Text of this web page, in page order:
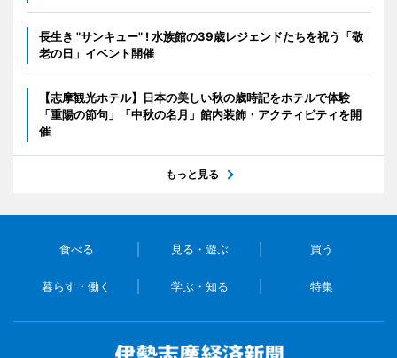
長生き "サンキュー" ! 水族館の39歳レジェンドたちを祝う「敬
老の日」イベント開催
【志摩観光ホテル】日本の美しい秋の歳時記をホテルで体験
「重陽の節句」「中秋の名月」館内装飾・アクティビティを開
催
もっと見る
食べる 見る・遊ぶ 買う
暮らす・働く 学ぶ・知る 特集